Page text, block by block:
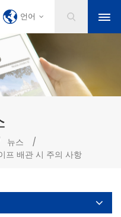
언어
뉴스
/
프 배관 시 주의 사항